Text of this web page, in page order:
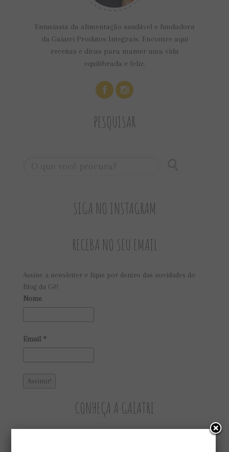
Entusiasta da alimentação saudável e fundadora
da Gaiatri Produtos Integrais. Encontre aqui
receitas e dicas para manter uma vida
equilibrada e feliz.
PESQUISAR
SIGA NO INSTAGRAM
RECEBA NO SEU EMAIL
Assine a newsletter e fique por dentro das novidades do
Blog da Gê!
Nome
Email *
CONHEÇA A GAIATRI